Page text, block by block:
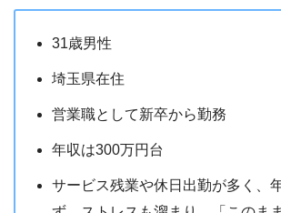
31歳男性
埼玉県在住
営業職として新卒から勤務
年収は300万円台
サービス残業や休日出勤が多く、